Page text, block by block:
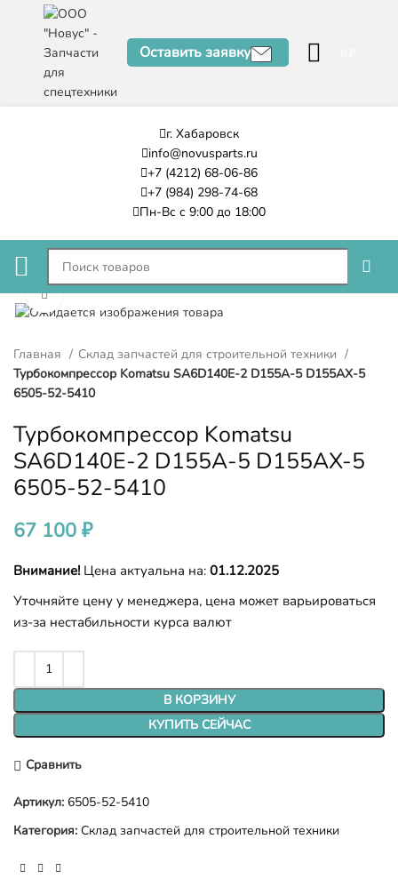
Оставить заявку
г. Хабаровск
info@novusparts.ru
+7 (4212) 68-06-86
+7 (984) 298-74-68
Пн-Вс с 9:00 до 18:00
Нажмите, чтобы увеличить
Главная
Склад запчастей для строительной техники
Турбокомпрессор Komatsu SA6D140E-2 D155A-5 D155AX-5
6505-52-5410
Турбокомпрессор Komatsu
SA6D140E-2 D155A-5 D155AX-5
6505-52-5410
67 100 ₽
Внимание! Цена актуальна на: 01.12.2025
Уточняйте цену у менеджера, цена может варьироваться
из-за нестабильности курса валют
В КОРЗИНУ
КУПИТЬ СЕЙЧАС
Сравнить
Артикул: 6505-52-5410
Категория: Склад запчастей для строительной техники